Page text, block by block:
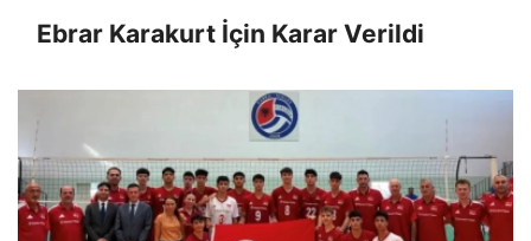
Ebrar Karakurt İçin Karar Verildi